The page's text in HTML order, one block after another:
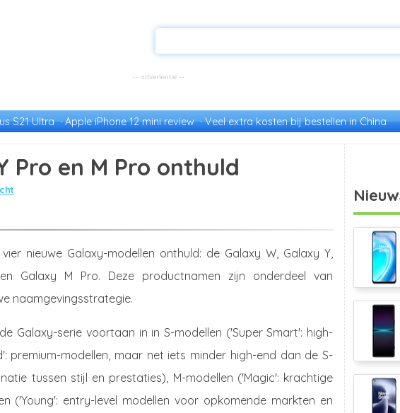
S21 Ultra Apple iPhone 12 mini review Veel extra kosten bij bestellen in China
Pro en M Pro onthuld
nieuwe Galaxy-modellen onthuld: de Galaxy W, Galaxy Y,
Galaxy M Pro. Deze productnamen zijn onderdeel van
naamgevingsstrategie.
Galaxy-serie voortaan in in S-modellen ('Super Smart': high-
premium-modellen, maar net iets minder high-end dan de S-
tussen stijl en prestaties), M-modellen ('Magic': krachtige
('Young': entry-level modellen voor opkomende markten en